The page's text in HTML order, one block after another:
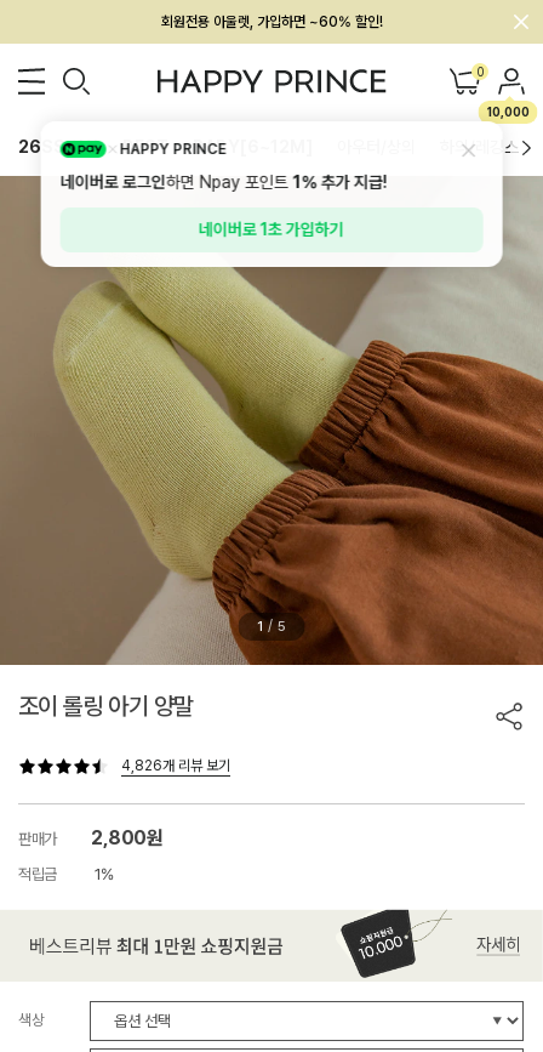
회원전용 아울렛, 가입하면 ~60% 할인!
멤버십 최대 28,000원 혜택 0
10,000
26SS 신상 BEST BABY[6~12M] 하의/레깅스
1 / 5
조이 롤링 아기 양말
4,826개 리뷰 보기
판매가 2,800원
적립금 1%
색상
HAPPY PRINCE
네이버로 로그인하면 Npay 포인트1%추가 지급!
네이버로 1초 가입하기